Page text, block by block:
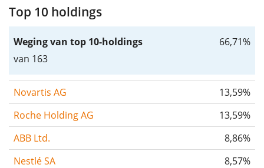
Top 10 holdings
Weging van top 10-holdings
van 163
66,71%
Novartis AG
13,59%
Roche Holding AG
13,59%
ABB Ltd.
8,86%
Nestlé SA
8,57%